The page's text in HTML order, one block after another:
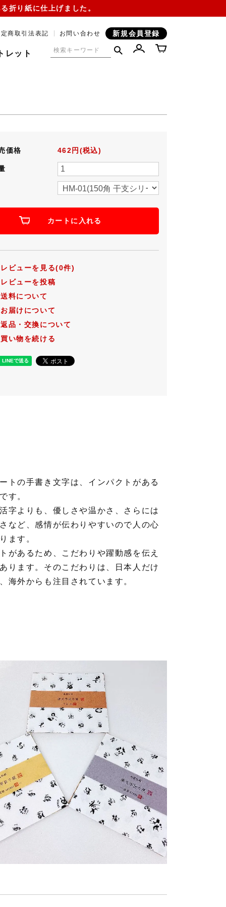
折り紙に仕上げました。
商取引法表記 お問い合わせ 新規会員登録
レット
価格 462円(税込)
カートに入れる
レビューを見る(0件)
レビューを投稿
送料について
お届けについて
返品・交換について
買い物を続ける
トの手書き文字は、インパクトがある
す。
字よりも、優しさや温かさ、さらには
など、感情が伝わりやすいので人の心
ます。
があるため、こだわりや躍動感を伝え
ります。そのこだわりは、日本人だけ
海外からも注目されています。